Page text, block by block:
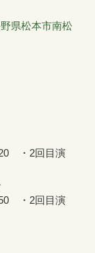
県松本市南松
2回目演
2回目演